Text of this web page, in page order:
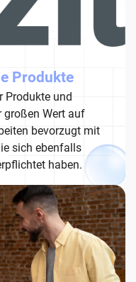
Produkte
Produkte und
großen Wert auf
bevorzugt mit
sich ebenfalls
haben.